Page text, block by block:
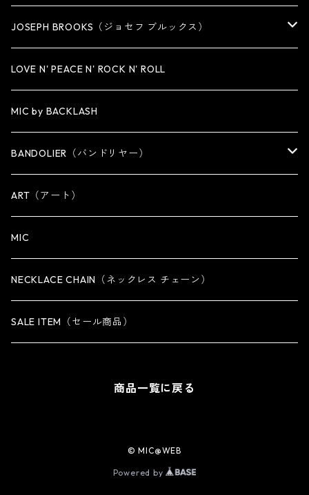
KEY CHAIN
WALLET CHAIN
WALLET
OTHER
CUFF・BANGLE
NECKLACE
KEY CHAIN
WALLET CHAIN
OTHER
NECKLACE
BRACELET
MEDIUM
JOSEPH BROOKS（ジョセフ ブルックス）
BRACELET
NECKLACE
LOVE N' PEACE N' ROCK N' ROLL
MIC by BACKLASH
BANDOLIER（バンドリヤー）
iPhone 14専用ケース
iPhone 14 Plus専用ケース
iPhone 14 Pro専用ケース
iPhone 14 Pro Max専用ケース
iPhone 13 Pro専用ケース
ART（アート）
MIC
NECKLACE CHAIN（ネックレス チェーン）
SALE ITEM（セール商品）
商品一覧に戻る
© MIC@WEB
Powered by